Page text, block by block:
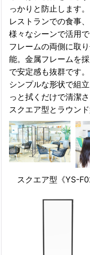
っかりと防止します
レストランでの食事
様々なシーンで活用
フレームの両側に取
能。金属フレームを
で安定感も抜群です。
シンプルな形状で組
っと拭くだけで清潔さ
スクエア型とラウン
スクエア型《YS-